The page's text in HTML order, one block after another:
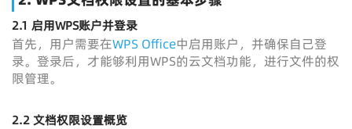
2.1 启用WPS账户并登录
首先，用户需要在WPS Office中启用账户，并确保自己登
录。登录后，才能够利用WPS的云文档功能，进行文件的权
限管理。
2.2文档权限设置概览